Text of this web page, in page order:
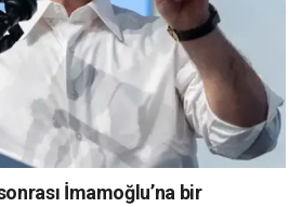
İmamoğlu’na bir